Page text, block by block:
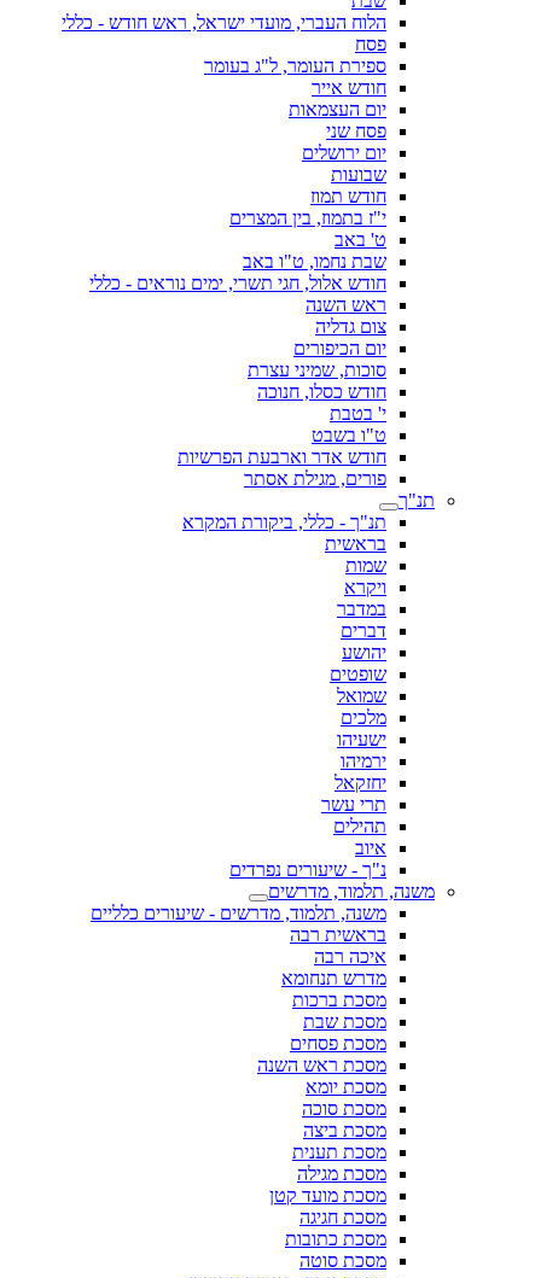
הלוח העברי, מועדי ישראל, ראש חודש - כללי
פסח
ספירת העומר, ל"ג בעומר
חודש אייר
יום העצמאות
פסח שני
יום ירושלים
שבועות
חודש תמוז
י"ז בתמוז, בין המצרים
ט' באב
שבת נחמו, ט"ו באב
חודש אלול, חגי תשרי, ימים נוראים - כללי
ראש השנה
צום גדליה
יום הכיפורים
סוכות, שמיני עצרת
חודש כסלו, חנוכה
י' בטבת
ט"ו בשבט
חודש אדר וארבעת הפרשיות
פורים, מגילת אסתר
תנ"ך
תנ"ך - כללי, ביקורת המקרא
בראשית
שמות
ויקרא
במדבר
דברים
יהושע
שופטים
שמואל
מלכים
ישעיהו
ירמיהו
יחזקאל
תרי עשר
תהילים
איוב
נ"ך - שיעורים נפרדים
משנה, תלמוד, מדרשים
משנה, תלמוד, מדרשים - שיעורים כלליים
בראשית רבה
איכה רבה
מדרש תנחומא
מסכת ברכות
מסכת שבת
מסכת פסחים
מסכת ראש השנה
מסכת יומא
מסכת סוכה
מסכת ביצה
מסכת תענית
מסכת מגילה
מסכת מועד קטן
מסכת חגיגה
מסכת כתובות
מסכת סוטה